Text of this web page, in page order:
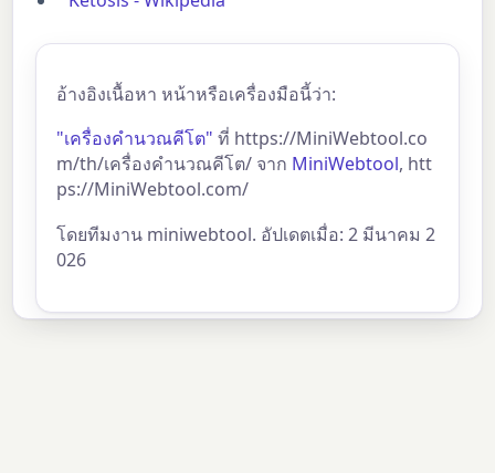
อ้างอิงเนื้อหา หน้าหรือเครื่องมือนี้ว่า:
"เครื่องคำนวณคีโต" ที่ https://MiniWebtool.co
m/th/เครื่องคำนวณคีโต/ จาก MiniWebtool, htt
ps://MiniWebtool.com/
โดยทีมงาน miniwebtool. อัปเดตเมื่อ: 2 มีนาคม 2
026